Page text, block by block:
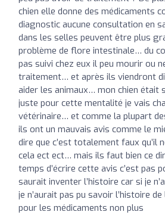
chien elle donne des médicaments
diagnostic aucune consultation en
dans les selles peuvent être plus
problème de flore intestinale… du
pas suivi chez eux il peu mourir ou
traitement… et après ils viendront
aider les animaux… mon chien était
juste pour cette mentalité je vais
vétérinaire… et comme la plupart
ils ont un mauvais avis comme le
dire que c’est totalement faux qu’il
cela ect ect… mais ils faut bien ce
temps d’écrire cette avis c’est pas
saurait inventer l’histoire car si je
je n’aurait pas pu savoir l’histoire
pour les médicaments non plus